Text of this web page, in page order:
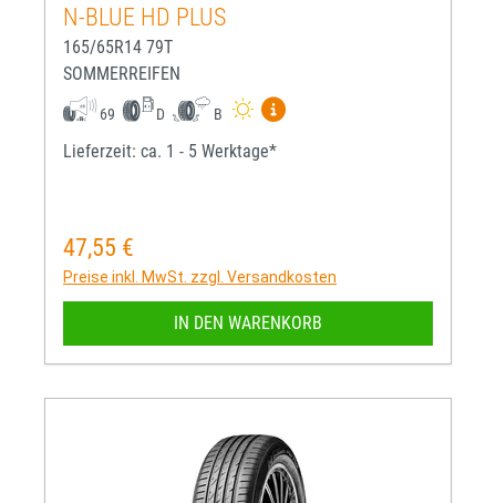
N-BLUE HD PLUS
165/65R14 79T
SOMMERREIFEN
69 D B
Mehr Informationen zum
Lieferzeit: ca. 1 - 5 Werktage*
Regulärer Preis:
47,55 €
Preise inkl. MwSt. zzgl. Versandkosten
IN DEN WARENKORB